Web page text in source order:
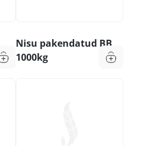
Nisu pakendatud BB
1000kg